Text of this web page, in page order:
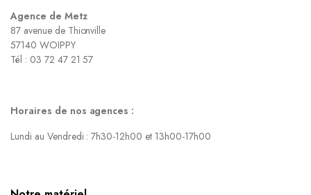
Agence de Metz
87 avenue de Thionville
57140 WOIPPY
Tél : 03 72 47 21 57
Horaires de nos agences :
Lundi au Vendredi : 7h30-12h00 et 13h00-17h00